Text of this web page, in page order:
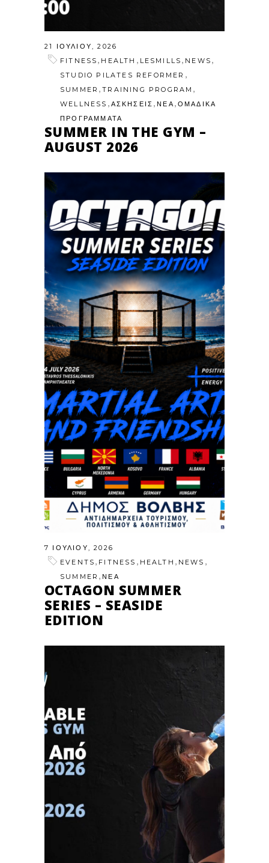
21 ΙΟΥΛΊΟΥ, 2026
FITNESS , HEALTH , LESMILLS , NEWS ,
STUDIO PILATES REFORMER ,
SUMMER ,TRAINING PROGRAM ,
WELLNESS , ΑΣΚΗΣΕΙΣ ,ΝΕΑ , ΟΜΑΔΙΚΑ
ΠΡΟΓΡΑΜΜΑΤΑ
SUMMER IN THE GYM –
AUGUST 2026
7 ΙΟΥΛΊΟΥ, 2026
EVENTS , FITNESS , HEALTH , NEWS ,
SUMMER ,ΝΕΑ
OCTAGON SUMMER
SERIES – SEASIDE
EDITION